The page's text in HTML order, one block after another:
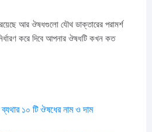
আর ঔষধগুলো যৌথ ডাক্তারের পরামর্শ
করে দিবে আপনার ঔষধটি কখন কত
ব্যথার ১০ টি ঔষধের নাম ও দাম